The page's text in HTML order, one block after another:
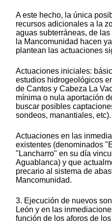
A este hecho, la única
recursos adicionales a la
aguas subterráneas, de
la Mancomunidad hacen
plantean las actuaciones
Actuaciones iniciales:
estudios hidrogeológicos
de Cantos y Cabeza La
mínima o nula aportación
buscar posibles
sondeos, manantiales, etc).
Actuaciones en las
existentes (denominados
"Lancharro" en su día
Aguablanca) y que
precario al sistema de
Mancomunidad.
3. Ejecución de nuevos
León y en las
función de los aforos de